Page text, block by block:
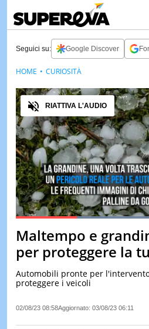
Seguici su: Google Discover
PauseUnmute
Audio
RIATTIVA L'AUDIO
Maltempo e
per proteggere la
Automobili pronte per
proteggere i veicoli
02/08/23 08:58Aggiornato: 03/08/23 06:11
HOME CURIOSITÀ